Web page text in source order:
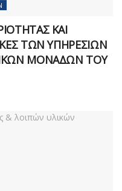
ΚΑΙ
ΤΩΝ ΥΠΗΡΕΣΙΩΝ
ΜΟΝΑΔΩΝ ΤΟΥ